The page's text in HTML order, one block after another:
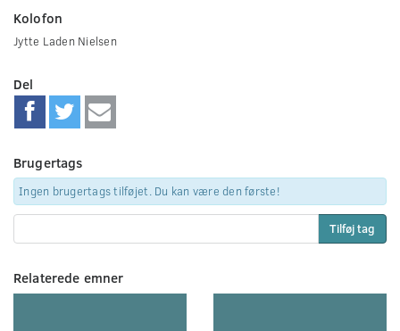
Kolofon
Jytte Laden Nielsen
Del
Brugertags
Ingen brugertags tilføjet. Du kan være den første!
Tilføj tag
Relaterede emner